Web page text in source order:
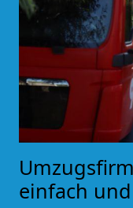
einfach